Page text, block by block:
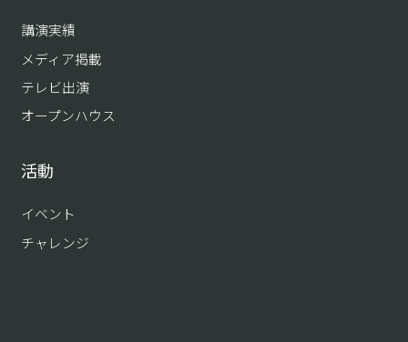
講演実績
メディア掲載
テレビ出演
オープンハウス
活動
イベント
チャレンジ